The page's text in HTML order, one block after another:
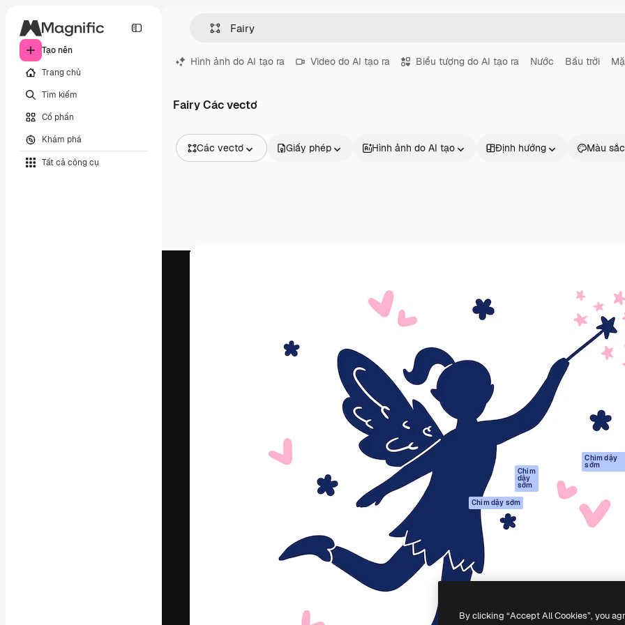
Tạo nên
Trang chủ
Tìm kiếm
Cổ phần
Khám phá
Tất cả công cụ
Hình ảnh do AI tạo ra Video do AI tạo ra Biểu tượng do AI tạo ra Nước Bầu trời
Fairy Các vectơ
Các vectơ
Video
Giấy phép Hình ảnh do AI tạo Định hướng Màu sắc
tác phẩm xuất sắc nhất. Hơn 1 triệu người
đăng ký đến từ các nhà sáng tạo, doanh
nghiệp, agency và studio.
Sản phẩm
Trợ Lý AI
Trình tạo hình ảnh
Trình tạo video AI
Máy phát giọng nói
AI
Nội dung kho
MCP dành cho
Claude/ChatGPT
Chim
dậy
sớm
Chim dậy sớm
Giao diện lập trình
ứng dụng (API)
Ứng dụng di động
Tất cả các công cụ
Magnific
Bắt đầu
Academy
Tài liệu
Hỗ trợ
Điều khoản sử
dụng
Chính sách bảo
Chim dậy
sớm
Chính sách cookie
Trung tâm tin cậy
Đối tác liên kết
By clicking “Accept All Cookies”, you